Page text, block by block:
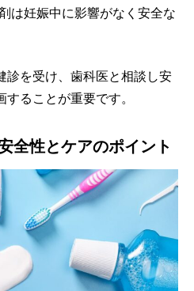
は妊娠中に影響がなく安全な
診を受け、歯科医と相談し安
ることが重要です。
全性とケアのポイント